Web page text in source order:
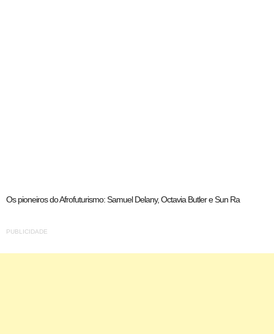
Os pioneiros do Afrofuturismo: Samuel Delany, Octavia Butler e Sun Ra
PUBLICIDADE